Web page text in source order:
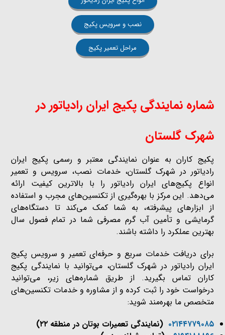
نصب و سرویس پکیج
مراحل تعمیر پکیج
شماره نمایندگی پکیج ایران رادیاتور در
شهرک گلستان
پکیج کاران به عنوان نمایندگی معتبر و رسمی پکیج ایران
رادیاتور در شهرک گلستان، خدمات نصب، سرویس و تعمیر
انواع پکیج‌های ایران رادیاتور را با بالاترین کیفیت ارائه
می‌دهد. این مرکز با بهره‌گیری از تکنسین‌های مجرب و استفاده
از ابزارهای پیشرفته، به شما کمک می‌کند تا دستگاه‌های
گرمایشی و تأمین آب گرم مصرفی شما در تمام فصول سال
بهترین عملکرد را داشته باشند.
برای دریافت خدمات سریع و حرفه‌ای تعمیر و سرویس پکیج
ایران رادیاتور در شهرک گلستان، می‌توانید با نمایندگی پکیج
کاران تماس بگیرید. از طریق شماره‌های زیر، می‌توانید
درخواست خود را ثبت کرده و از مشاوره و خدمات تکنسین‌های
متخصص ما بهره‌مند شوید:
۰۲۱۴۴۷۷۹۰۸۵ (نمایندگی تعمیرات بوتان در منطقه ۲۲)